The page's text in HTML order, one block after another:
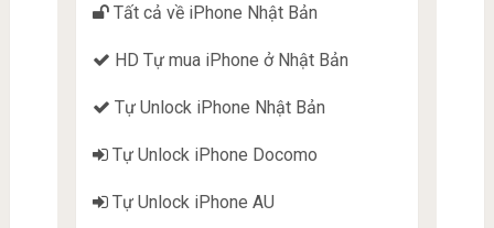
Tất cả về iPhone Nhật Bản
HD Tự mua iPhone ở Nhật Bản
Tự Unlock iPhone Nhật Bản
Tự Unlock iPhone Docomo
Tự Unlock iPhone AU